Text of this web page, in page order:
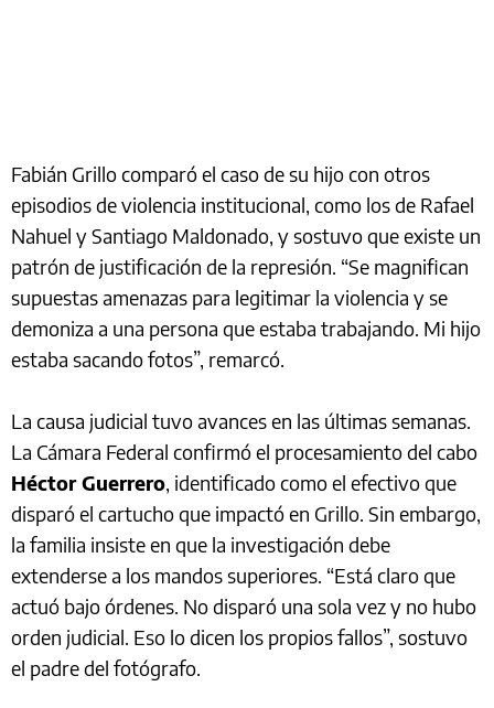
Fabián Grillo comparó el caso de su hijo con otros
episodios de violencia institucional, como los de Rafael
Nahuel y Santiago Maldonado, y sostuvo que existe un
patrón de justificación de la represión. “Se magnifican
supuestas amenazas para legitimar la violencia y se
demoniza a una persona que estaba trabajando. Mi hijo
estaba sacando fotos”, remarcó.
La causa judicial tuvo avances en las últimas semanas.
La Cámara Federal confirmó el procesamiento del cabo
Héctor Guerrero, identificado como el efectivo que
disparó el cartucho que impactó en Grillo. Sin embargo,
la familia insiste en que la investigación debe
extenderse a los mandos superiores. “Está claro que
actuó bajo órdenes. No disparó una sola vez y no hubo
orden judicial. Eso lo dicen los propios fallos”, sostuvo
el padre del fotógrafo.